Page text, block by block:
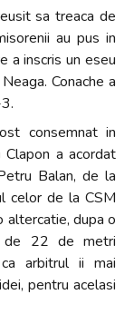
sa treaca de
au pus in
a inscris un eseu
Conache a
consemnat in
a acordat
Balan, de la
celor de la CSM
altercatie, dupa o
de 22 de metri
arbitrul ii mai
pentru acelasi